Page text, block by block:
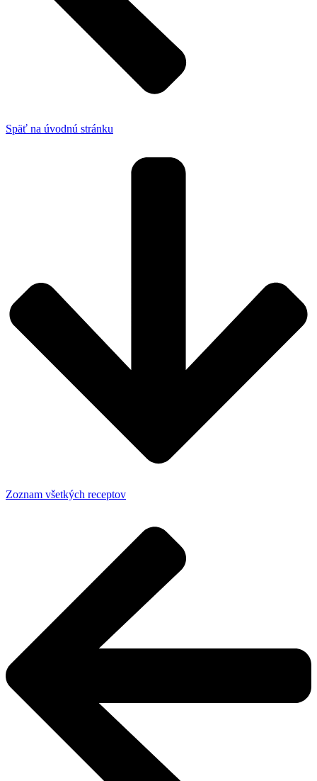
Späť na úvodnú stránku
Zoznam všetkých receptov